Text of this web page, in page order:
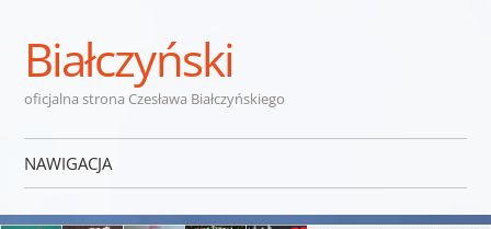
Białczyński
oficjalna strona Czesława Białczyńskiego
NAWIGACJA